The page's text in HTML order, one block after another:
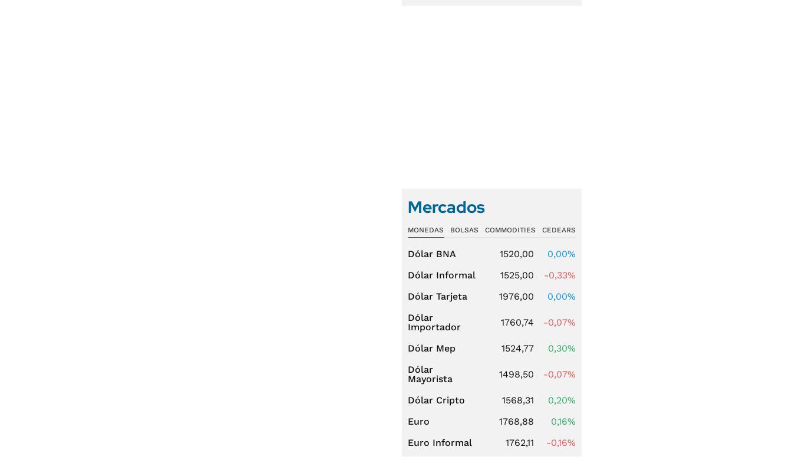
Mercados
MONEDAS BOLSAS COMMODITIES CEDEARS
Dólar BNA 1520,00
0,00%
Dólar Informal
1525,00
-0,33%
Dólar Tarjeta
1976,00
0,00%
Dólar
Importador
1760,74 -0,07%
Dólar Mep 1524,77
0,30%
Dólar
Mayorista
1498,50 -0,07%
Dólar Cripto 1568,31
0,20%
Euro
1768,88
0,16%
Euro Informal
1762,11 -0,16%